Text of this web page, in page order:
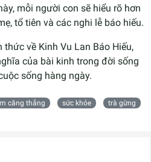
mỗi người con sẽ hiểu rõ hơn
tổ tiên và các nghi lễ báo hiếu.
thức về Kinh Vu Lan Báo Hiếu,
của bài kinh trong đời sống
sống hàng ngày.
căng thẳng sức khỏe trà gừng